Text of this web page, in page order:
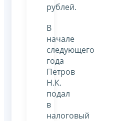
рублей.
В
начале
следующего
года
Петров
Н.К.
подал
в
налоговый